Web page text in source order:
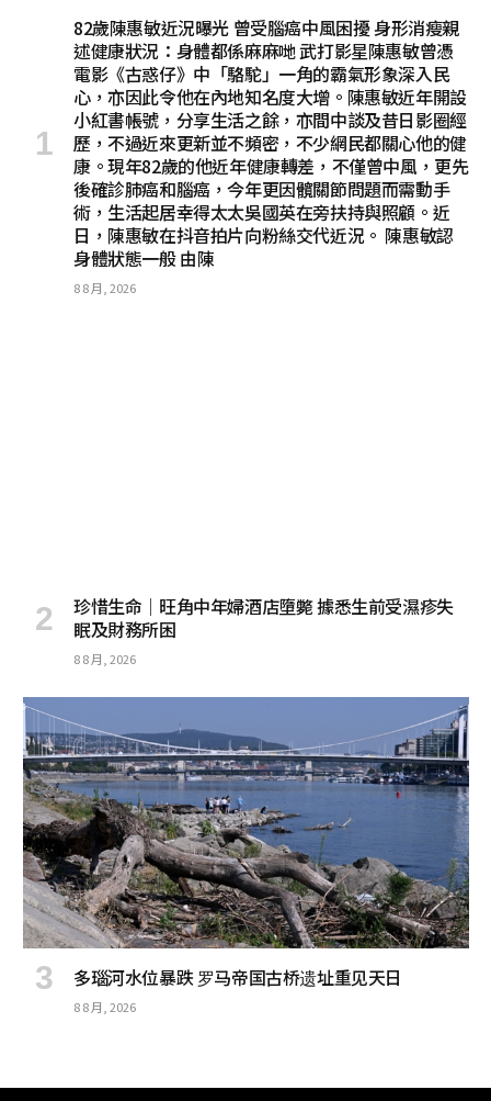
82歲陳惠敏近況曝光 曾受腦癌中風困擾 身形消瘦親
述健康狀況：身體都係麻麻哋 武打影星陳惠敏曾憑
電影《古惑仔》中「駱駝」一角的霸氣形象深入民
心，亦因此令他在內地知名度大增。陳惠敏近年開設
小紅書帳號，分享生活之餘，亦間中談及昔日影圈經
歷，不過近來更新並不頻密，不少網民都關心他的健
康。現年82歲的他近年健康轉差，不僅曾中風，更先
後確診肺癌和腦癌，今年更因髖關節問題而需動手
術，生活起居幸得太太吳國英在旁扶持與照顧。近
日，陳惠敏在抖音拍片向粉絲交代近況。 陳惠敏認
身體狀態一般 由陳
8 8 月, 2026
珍惜生命│旺角中年婦酒店墮斃 據悉生前受濕疹失
眠及財務所困
8 8 月, 2026
多瑙河水位暴跌 罗马帝国古桥遗址重见天日
8 8 月, 2026